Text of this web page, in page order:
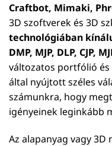
Craftbot, Mimaki,
3D szoftverek és 3D
technológiában
DMP, MJP, DLP, CJP,
változatos portfólió és
által nyújtott széles
számunkra, hogy
igényeinek leginkább
Az alapanyag vagy